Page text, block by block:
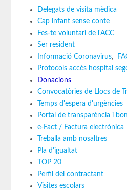
Delegats de visita mèdica
Cap infant sense conte
Fes-te voluntari de l'ACC
Ser resident
Informació Coronavirus,
Protocols accés hospital
Donacions
Convocatòries de Llocs de
Temps d'espera d'urgències
Portal de transparència i
e-Fact / Factura electrònica
Treballa amb nosaltres
Pla d'igualtat
TOP 20
Perfil del contractant
Visites escolars